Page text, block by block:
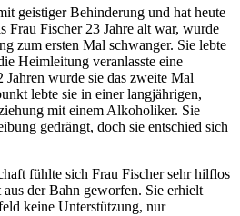
geistiger Behinderung und hat heute
Frau Fischer 23 Jahre alt war, wurde
zum ersten Mal schwanger. Sie lebte
Heimleitung veranlasste eine
wurde sie das zweite Mal
lebte sie in einer langjährigen,
mit einem Alkoholiker. Sie
gedrängt, doch sie entschied sich
fühlte sich Frau Fischer sehr hilflos
der Bahn geworfen. Sie erhielt
keine Unterstützung, nur